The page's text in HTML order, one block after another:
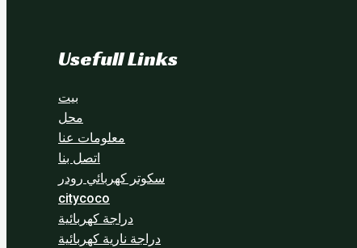
Usefull Links
بيت
محل
معلومات عنا
اتصل بنا
سكوتر كهربائي رودر
citycoco
دراجة كهربائية
دراجة نارية كهربائية